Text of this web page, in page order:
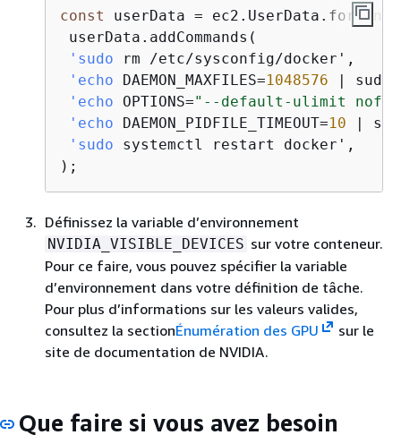
const
userData =
userData.addCommands(
'sudo rm /etc/sysconfig/docker',
'echo DAEMON_MAXFILES=1048576 | sudo
'echo OPTIONS="--default-ulimit
'echo DAEMON_PIDFILE_TIMEOUT=10 |
'sudo systemctl restart docker',
);
Définissez la variable d’environnement
NVIDIA_VISIBLE_DEVICES sur votre conteneur.
Pour ce faire, vous pouvez spécifier la variable
d’environnement dans votre définition de tâche.
Pour plus d’informations sur les valeurs valides,
consultez la sectionÉnumération des GPU
sur le
site de documentation de NVIDIA.
Que faire si vous avez besoin